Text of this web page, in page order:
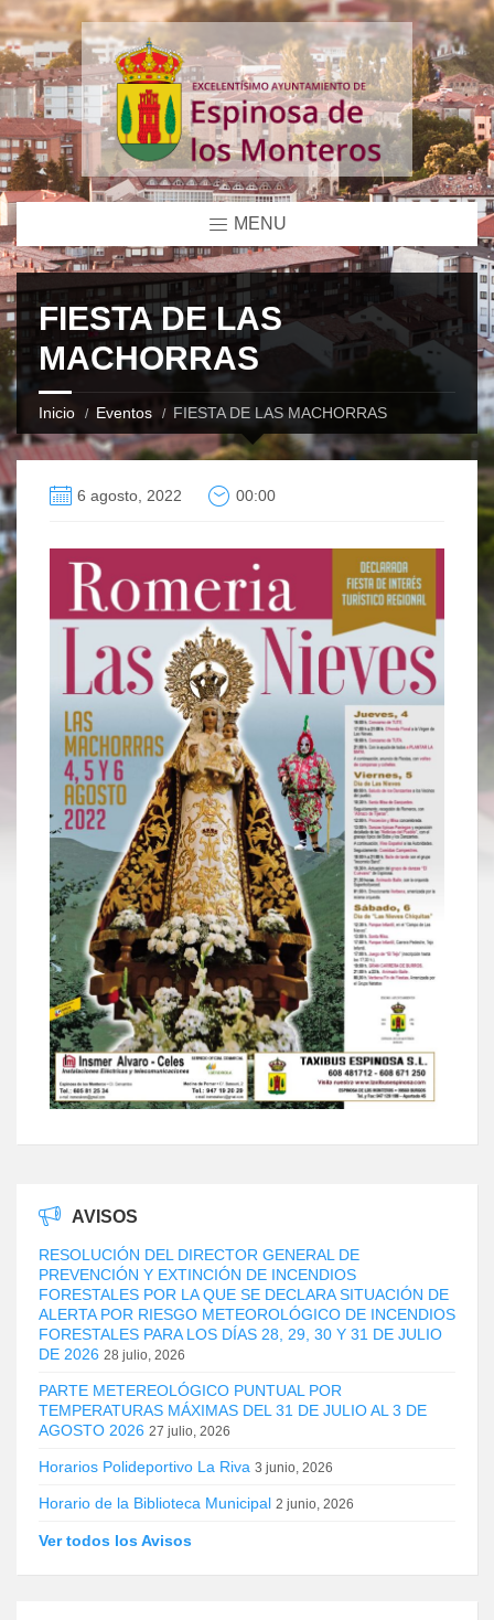
MENU
FIESTA DE LAS
MACHORRAS
Inicio Eventos FIESTA DE LAS MACHORRAS
6 agosto, 2022 00:00
AVISOS
RESOLUCIÓN DEL DIRECTOR GENERAL DE
PREVENCIÓN Y EXTINCIÓN DE INCENDIOS
FORESTALES POR LA QUE SE DECLARA SITUACIÓN DE
ALERTA POR RIESGO METEOROLÓGICO DE INCENDIOS
FORESTALES PARA LOS DÍAS 28, 29, 30 Y 31 DE JULIO
DE 2026 28 julio, 2026
PARTE METEREOLÓGICO PUNTUAL POR
TEMPERATURAS MÁXIMAS DEL 31 DE JULIO AL 3 DE
AGOSTO 2026 27 julio, 2026
Horarios Polideportivo La Riva 3 junio, 2026
Horario de la Biblioteca Municipal 2 junio, 2026
Ver todos los Avisos